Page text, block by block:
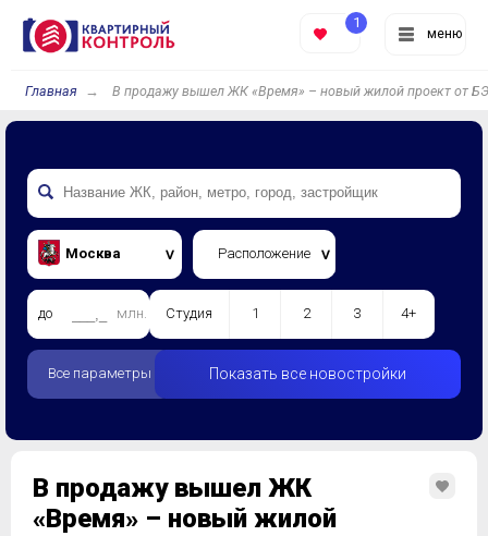
меню
1
Главная В продажу вышел ЖК «Время» – новый жилой проект от
Москва Расположение
до млн. Студия 1 2 3 4+
Все параметры Показать все новостройки
В продажу вышел ЖК
«Время» – новый жилой